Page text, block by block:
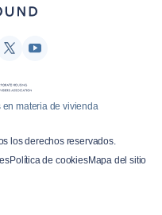
materia de vivienda
los derechos reservados.
Política de cookiesMapa del sitio